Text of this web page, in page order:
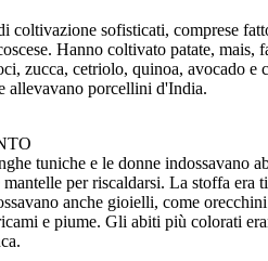
coltivazione sofisticati, comprese
Hanno coltivato patate, mais,
zucca, cetriolo, quinoa, avocado e
allevavano porcellini d'India.
tuniche e le donne indossavano
per riscaldarsi. La stoffa era
anche gioielli, come
e piume. Gli abiti più colorati